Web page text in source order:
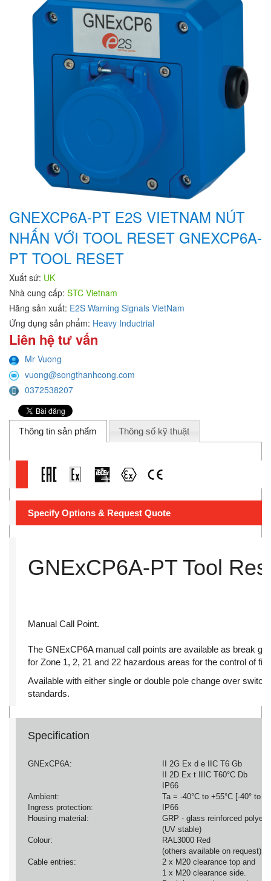
GNEXCP6A-PT E2S VIETNAM NÚT
NHẤN VỚI TOOL RESET GNEXCP6A-
PT TOOL RESET
Xuất sứ: UK
Nhà cung cấp: STC Vietnam
Hãng sản xuất: E2S Warning Signals VietNam
Ứng dụng sản phẩm: Heavy Inductrial
Liên hệ tư vấn
Mr Vuong
vuong@songthanhcong.com
0372538207
Thông tin sản phẩm Thông số kỹ thuật
Specify Options & Request Quote
GNExCP6A-PT Tool
Manual Call Point.
The GNExCP6A manual call points are available as break
for Zone 1, 2, 21 and 22 hazardous areas for the control of
Available with either single or double pole change over
standards.
Specification
GNExCP6A:
II 2G Ex d e IIC T6 Gb
II 2D Ex t IIIC T60°C Db
IP66
Ambient:
Ta = -40°C to +55°C [-40° to
Ingress protection:
IP66
Housing material:
GRP - glass reinforced
(UV stable)
Colour:
RAL3000 Red
(others available on request)
Cable entries:
2 x M20 clearance top and
1 x M20 clearance side.